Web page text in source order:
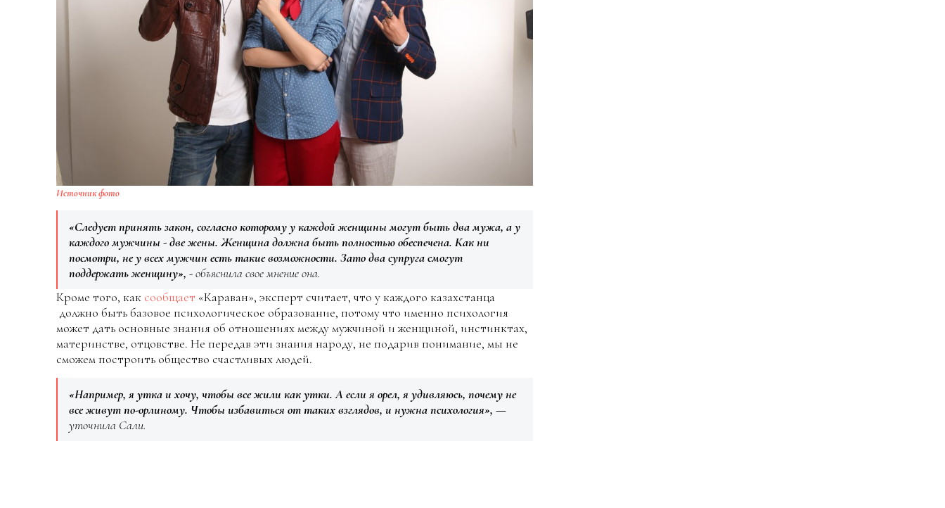
Источник фото
«Следует принять закон, согласно которому у каждой женщины могут быть два мужа, а у
каждого мужчины - две жены. Женщина должна быть полностью обеспечена. Как ни
посмотри, не у всех мужчин есть такие возможности. Зато два супруга смогут
поддержать женщину», - объяснила свое мнение она.
Кроме того, как сообщает «Караван», эксперт считает, что у каждого казахстанца
должно быть базовое психологическое образование, потому что именно психология
может дать основные знания об отношениях между мужчиной и женщиной, инстинктах,
материнстве, отцовстве. Не передав эти знания народу, не подарив понимание, мы не
сможем построить общество счастливых людей.
«Например, я утка и хочу, чтобы все жили как утки. А если я орел, я удивляюсь, почему не
все живут по-орлиному. Чтобы избавиться от таких взглядов, и нужна психология», —
уточнила Сали.⠀